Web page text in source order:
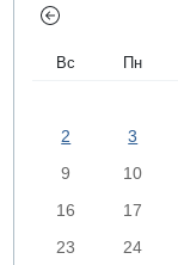
Вс Пн
2
3
9
10
16
17
23
24